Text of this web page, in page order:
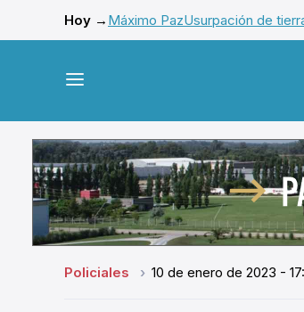
Hoy → Máximo PazUsurpación de
Policiales 10 de enero de 2023 -